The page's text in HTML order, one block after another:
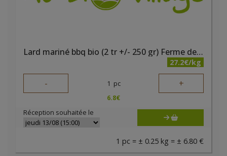
Lard mariné bbq bio (2 tr +/- 250 gr) Ferme des Noyers
27.2€/kg
- 1 pc +
6.8€
Réception souhaitée le
1 pc = ± 0.25 kg = ± 6.80 €